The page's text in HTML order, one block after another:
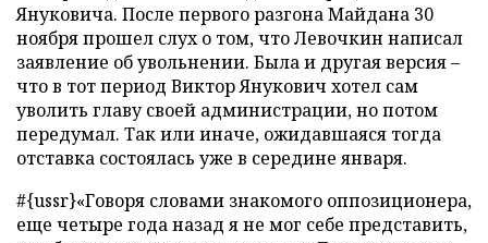
Януковича. После первого разгона Майдана 30
ноября прошел слух о том, что Левочкин написал
заявление об увольнении. Была и другая версия –
что в тот период Виктор Янукович хотел сам
уволить главу своей администрации, но потом
передумал. Так или иначе, ожидавшаяся тогда
отставка состоялась уже в середине января.
#{ussr}«Говоря словами знакомого оппозиционера,
еще четыре года назад я не мог себе представить,